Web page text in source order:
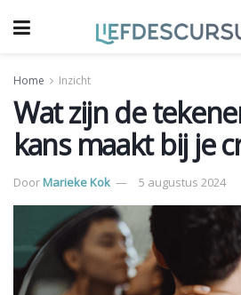
Home Inzicht
Wat zijn de
kans maakt bij je
DoorMarieke Kok 5 augustus 2024